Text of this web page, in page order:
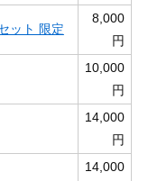
ット 限定
8,000
円
10,000
円
14,000
円
14,000